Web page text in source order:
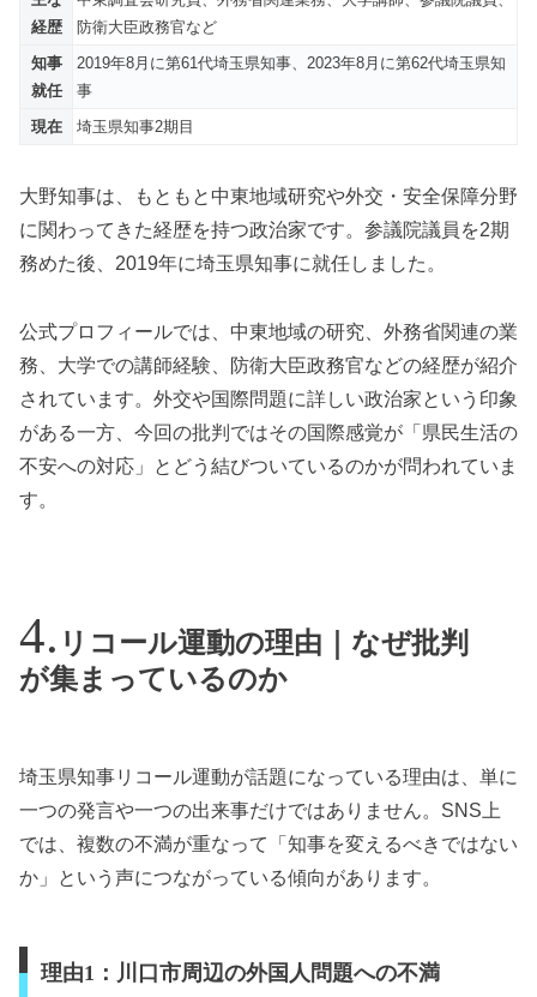
経歴
防衛大臣政務官など
知事
就任
2019年8月に第61代埼玉県知事、2023年8月に第62代埼玉県知
事
現在
埼玉県知事2期目
大野知事は、もともと中東地域研究や外交・安全保障分野
に関わってきた経歴を持つ政治家です。参議院議員を2期
務めた後、2019年に埼玉県知事に就任しました。
公式プロフィールでは、中東地域の研究、外務省関連の業
務、大学での講師経験、防衛大臣政務官などの経歴が紹介
されています。外交や国際問題に詳しい政治家という印象
がある一方、今回の批判ではその国際感覚が「県民生活の
不安への対応」とどう結びついているのかが問われていま
す。
リコール運動の理由｜なぜ批判
が集まっているのか
埼玉県知事リコール運動が話題になっている理由は、単に
一つの発言や一つの出来事だけではありません。SNS上
では、複数の不満が重なって「知事を変えるべきではない
か」という声につながっている傾向があります。
理由1：川口市周辺の外国人問題への不満